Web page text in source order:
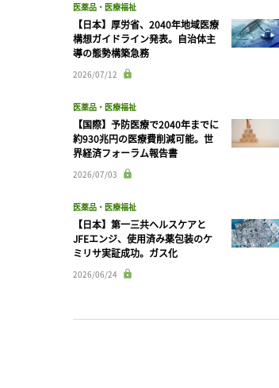
医薬品・医療福祉
【日本】厚労省、2040年地域医療
構想ガイドライン発表。自治体主
導の態勢構築急務
2026/07/12
医薬品・医療福祉
【国際】予防医療で2040年までに
約930兆円の医療費削減可能。世
界経済フォーラム報告書
2026/07/03
医薬品・医療福祉
【日本】第一三共ヘルスケアと
JFEエンジ、使用済み薬包装のケ
ミリサ実証成功。ガス化
2026/06/24